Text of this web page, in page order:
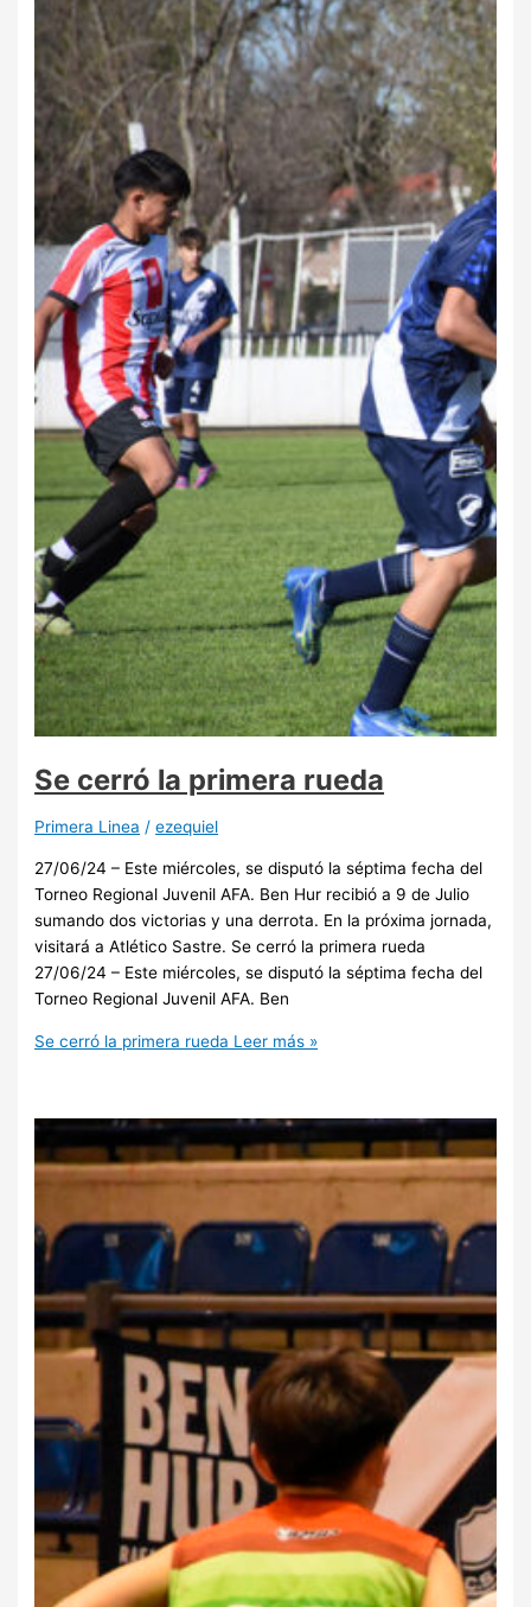
Se cerró la primera rueda
Primera Linea /ezequiel
27/06/24 – Este miércoles, se disputó la séptima fecha del
Torneo Regional Juvenil AFA. Ben Hur recibió a 9 de Julio
sumando dos victorias y una derrota. En la próxima jornada,
visitará a Atlético Sastre. Se cerró la primera rueda
27/06/24 – Este miércoles, se disputó la séptima fecha del
Torneo Regional Juvenil AFA. Ben
Se cerró la primera rueda Leer más »